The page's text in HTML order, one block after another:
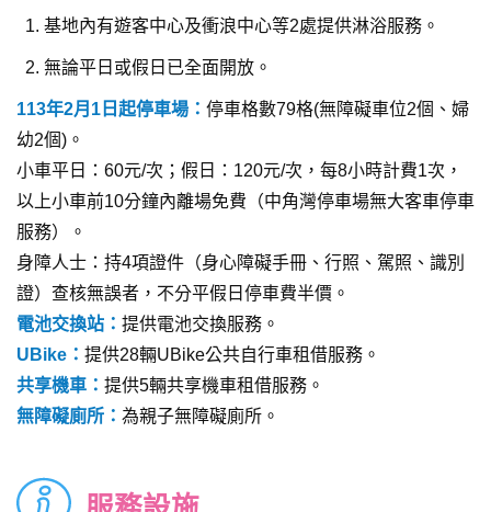
基地內有遊客中心及衝浪中心等2處提供淋浴服務。
無論平日或假日已全面開放。
113年2月1日起停車場： 停車格數79格(無障礙車位2個、婦
幼2個)。
小車平日：60元/次；假日：120元/次，每8小時計費1次，
以上小車前10分鐘內離場免費（中角灣停車場無大客車停車
服務）。
身障人士：持4項證件（身心障礙手冊、行照、駕照、識別
證）查核無誤者，不分平假日停車費半價。
電池交換站： 提供電池交換服務。
UBike： 提供28輛UBike公共自行車租借服務。
共享機車： 提供5輛共享機車租借服務。
無障礙廁所： 為親子無障礙廁所。